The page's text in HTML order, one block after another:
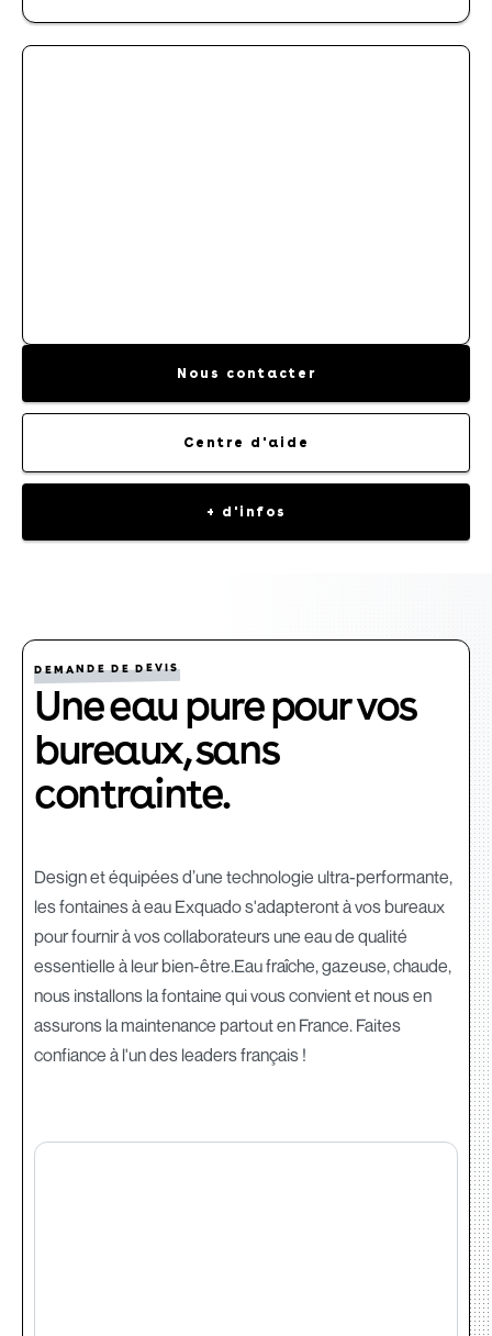
Nous contacter
Centre d'aide
+ d'infos
DEMANDE DE DEVIS
Une eau pure pour vos
bureaux, sans
contrainte.
Design et équipées d’une technologie ultra-performante,
les fontaines à eau Exquado s'adapteront à vos bureaux
pour fournir à vos collaborateurs une eau de qualité
essentielle à leur bien-être.Eau fraîche, gazeuse, chaude,
nous installons la fontaine qui vous convient et nous en
assurons la maintenance partout en France. Faites
confiance à l'un des leaders français !‍